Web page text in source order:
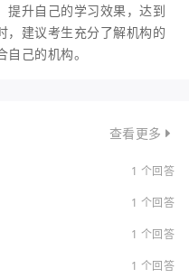
提升自己的学习效果，达到
，建议考生充分了解机构的
己的机构。
查看更多
1 个回答
1 个回答
1 个回答
1 个回答